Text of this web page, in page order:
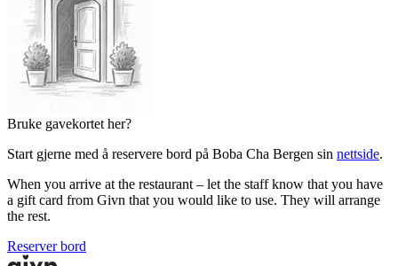
Bruke gavekortet her?
Start gjerne med å reservere bord på Boba Cha Bergen sin nettside.
When you arrive at the restaurant – let the staff know that you have
a gift card from Givn that you would like to use. They will arrange
the rest.
Reserver bord